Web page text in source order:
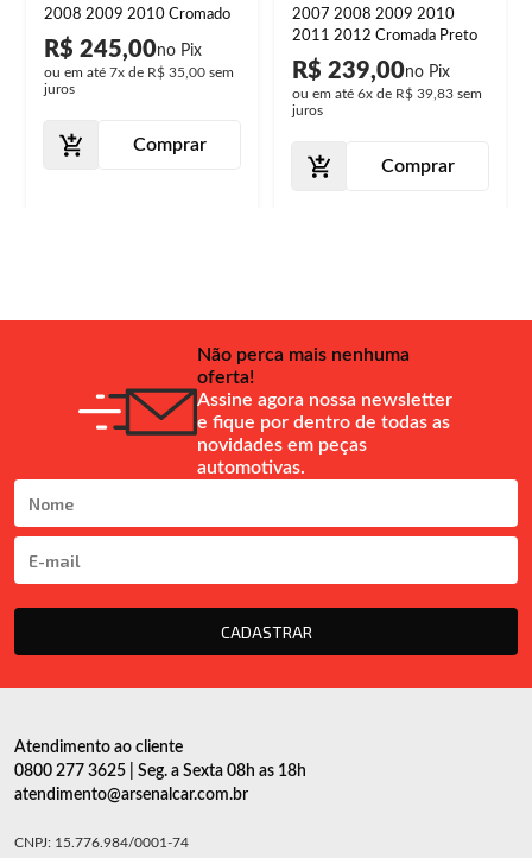
2008 2009 2010 Cromado
R$ 245,00
ou em até 7x de R$ 35,00 sem
juros
Comprar
2007 2008 2009 2010
2011 2012 Cromada Preto
R$ 239,00
ou em até 6x de R$ 39,83 sem
juros
Comprar
Não perca mais nenhuma
oferta!
Assine agora nossa newsletter
e fique por dentro de todas as
novidades em peças
automotivas.
CADASTRAR
Atendimento ao cliente
0800 277 3625 | Seg. a Sexta 08h as 18h
atendimento@arsenalcar.com.br
CNPJ: 15.776.984/0001-74